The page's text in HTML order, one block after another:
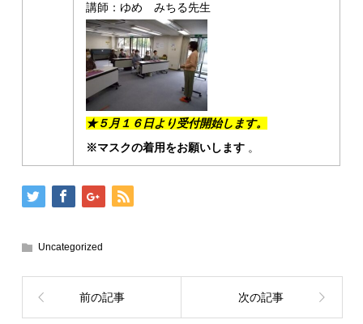
講師：ゆめ みちる先生
★５月１６日より受付開始します。
※マスクの着用をお願いします 。
Uncategorized
前の記事 次の記事